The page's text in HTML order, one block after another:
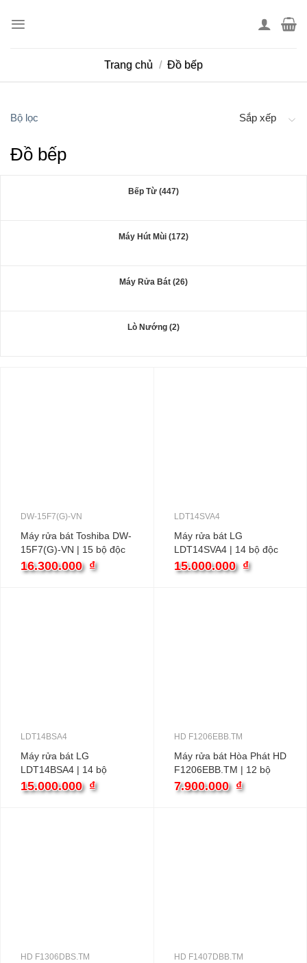
Trang chủ / Đồ bếp
Bộ lọc Sắp xếp
Đồ bếp
Bếp Từ (447)
Máy Hút Mùi (172)
Máy Rửa Bát (26)
Lò Nướng (2)
DW-15F7(G)-VN
Máy rửa bát Toshiba DW-
15F7(G)-VN | 15 bộ độc
lập
16.300.000 ₫
LDT14SVA4
Máy rửa bát LG
LDT14SVA4 | 14 bộ độc
lập
15.000.000 ₫
LDT14BSA4
Máy rửa bát LG
LDT14BSA4 | 14 bộ
15.000.000 ₫
HD F1206EBB.TM
Máy rửa bát Hòa Phát HD
F1206EBB.TM | 12 bộ
độc lập
7.900.000 ₫
HD F1306DBS.TM HD F1407DBB.TM